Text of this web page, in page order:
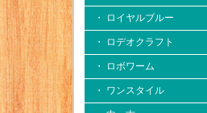
・ ロイヤルブルー
・ ロデオクラフト
・ ロボワーム
・ ワンスタイル